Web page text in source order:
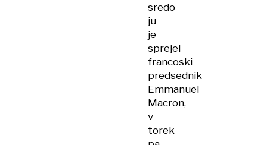
sredo
ju
je
sprejel
francoski
predsednik
Emmanuel
Macron,
v
torek